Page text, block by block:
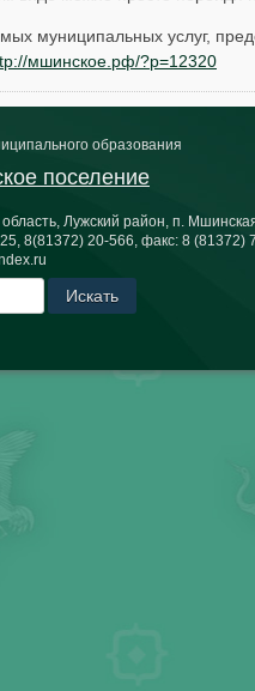
муниципальных услуг,
мшинское.рф/?p=12320
образования
поселение
Лужский район, п.
8(81372) 20-566, факс: 8 (81372)